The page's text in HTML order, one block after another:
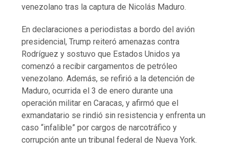
venezolano tras la captura de Nicolás Maduro.
En declaraciones a periodistas a bordo del avión
presidencial, Trump reiteró amenazas contra
Rodríguez y sostuvo que Estados Unidos ya
comenzó a recibir cargamentos de petróleo
venezolano. Además, se refirió a la detención de
Maduro, ocurrida el 3 de enero durante una
operación militar en Caracas, y afirmó que el
exmandatario se rindió sin resistencia y enfrenta un
caso “infalible” por cargos de narcotráfico y
corrupción ante un tribunal federal de Nueva York.